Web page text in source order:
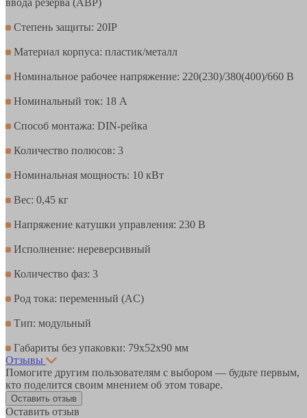
Степень защиты: 20IP
Материал корпуса: пластик/металл
Номинальное рабочее напряжение: 220(230)/380(400)/660 В
Номинальный ток: 18 А
Способ монтажа: DIN-рейка
Количество полюсов: 3
Номинальная мощность: 10 кВт
Вес: 0,45 кг
Напряжение катушки управления: 230 В
Исполнение: нереверсивный
Количество фаз: 3
Род тока: переменный (AC)
Тип: модульный
Габариты без упаковки: 79х52х90 мм
Отзывы
Помогите другим пользователям с выбором — будьте первым,
кто поделится своим мнением об этом товаре.
Оставить отзыв
Оставить отзыв